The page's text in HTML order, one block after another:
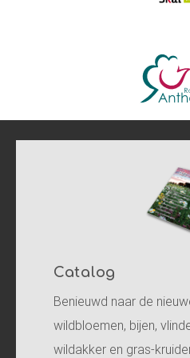
Catalog
Benieuwd naar de
wildbloemen, bijen,
wildakker en gras-